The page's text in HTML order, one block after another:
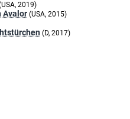
2019)
Avalor (USA, 2015)
(D, 2017)